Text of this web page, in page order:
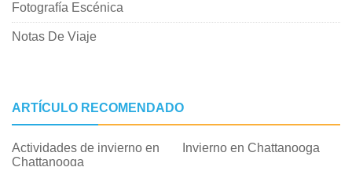
Fotografía Escénica
Notas De Viaje
ARTÍCULO RECOMENDADO
Actividades de invierno en
Chattanooga
Invierno en Chattanooga